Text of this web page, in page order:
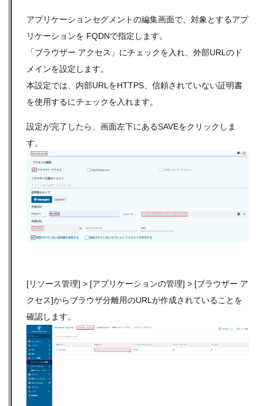
アプリケーションセグメントの編集画面で、対象とするアプ
リケーションを FQDNで指定します。
「ブラウザー アクセス」にチェックを入れ、外部URLのド
メインを設定します。
本設定では、内部URLをHTTPS、信頼されていない証明書
を使用するにチェックを入れます。
設定が完了したら、画面左下にあるSAVEをクリックしま
す。
[リソース管理] > [アプリケーションの管理] > [ブラウザー ア
クセス]からブラウザ分離用のURLが作成されていることを
確認します。